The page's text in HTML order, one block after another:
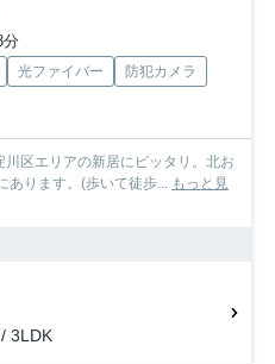
分
光ファイバー
防犯カメラ
川区エリアの新居にピッタリ。北お
あります。(歩いて徒歩... もっと見
3LDK